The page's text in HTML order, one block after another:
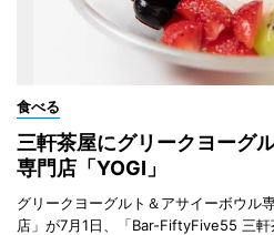
食べる
三軒茶屋にグリークヨーグ
専門店「YOGI」
グリークヨーグルト＆アサイーボウル
店」が7月1日、「Bar-FiftyFive55 三